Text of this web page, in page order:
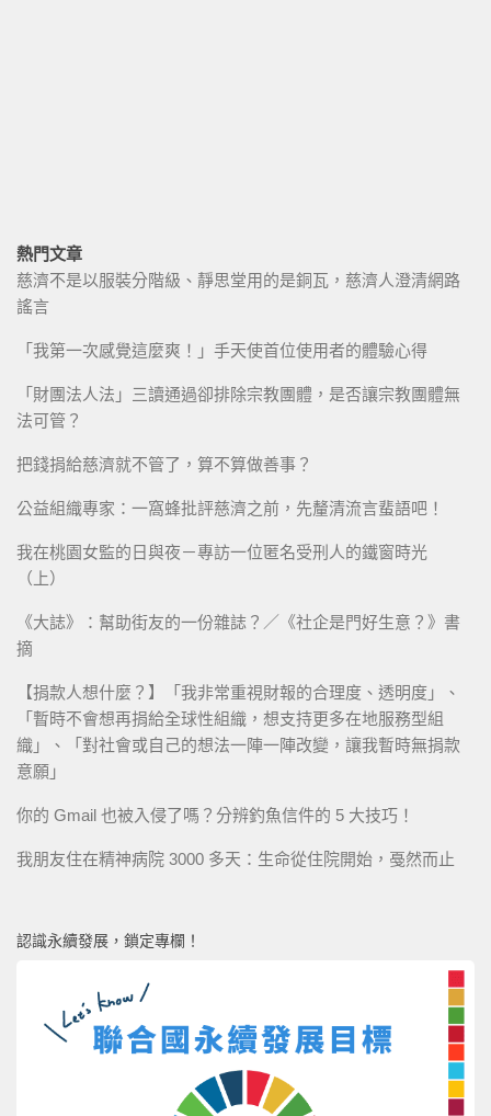
熱門文章
慈濟不是以服裝分階級、靜思堂用的是銅瓦，慈濟人澄清網路
謠言
「我第一次感覺這麼爽！」手天使首位使用者的體驗心得
「財團法人法」三讀通過卻排除宗教團體，是否讓宗教團體無
法可管？
把錢捐給慈濟就不管了，算不算做善事？
公益組織專家：一窩蜂批評慈濟之前，先釐清流言蜚語吧！
我在桃園女監的日與夜－專訪一位匿名受刑人的鐵窗時光
（上）
《大誌》：幫助街友的一份雜誌？／《社企是門好生意？》書
摘
【捐款人想什麼？】「我非常重視財報的合理度、透明度」、
「暫時不會想再捐給全球性組織，想支持更多在地服務型組
織」、「對社會或自己的想法一陣一陣改變，讓我暫時無捐款
意願」
你的 Gmail 也被入侵了嗎？分辨釣魚信件的 5 大技巧！
我朋友住在精神病院 3000 多天：生命從住院開始，戞然而止
認識永續發展，鎖定專欄！